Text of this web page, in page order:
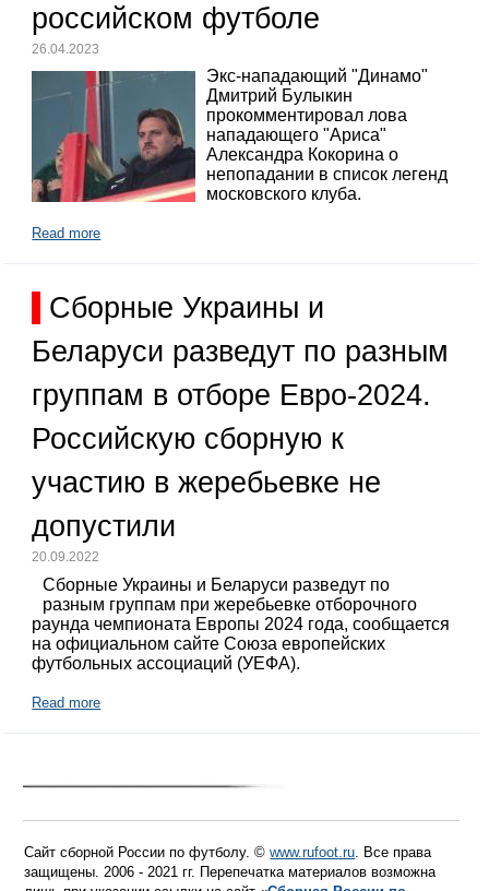
российском футболе
26.04.2023
Экс-нападающий "Динамо"
Дмитрий Булыкин
прокомментировал лова
нападающего "Ариса"
Александра Кокорина о
непопадании в список легенд
московского клуба.
Read more
Сборные Украины и
Беларуси разведут по разным
группам в отборе Евро-2024.
Российскую сборную к
участию в жеребьевке не
допустили
20.09.2022
Сборные Украины и Беларуси разведут по
разным группам при жеребьевке отборочного
раунда чемпионата Европы 2024 года, сообщается
на официальном сайте Союза европейских
футбольных ассоциаций (УЕФА).
Read more
Сайт сборной России по футболу. ©www.rufoot.ru. Все права
защищены. 2006 - 2021 гг. Перепечатка материалов возможна